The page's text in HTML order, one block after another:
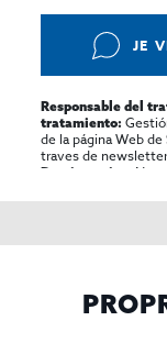
JE
Responsable del
tratamiento:
de la página Web
traves de
Destinatarios:
No
rectificar y suprimir